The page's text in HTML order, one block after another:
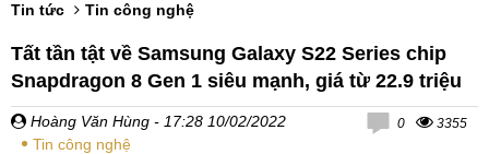
Tin tức Tin công nghệ
Tất tần tật về Samsung Galaxy S22 Series chip
Snapdragon 8 Gen 1 siêu mạnh, giá từ 22.9 triệu
Hoàng Văn Hùng - 17:28 10/02/2022
Tin công nghệ
0 3355